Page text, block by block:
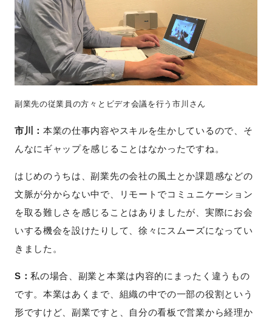
副業先の従業員の方々とビデオ会議を行う市川さん
市川： 本業の仕事内容やスキルを生かしているので、そ
んなにギャップを感じることはなかったですね。
はじめのうちは、副業先の会社の風土とか課題感などの
文脈が分からない中で、リモートでコミュニケーション
を取る難しさを感じることはありましたが、実際にお会
いする機会を設けたりして、徐々にスムーズになってい
きました。
S：私の場合、副業と本業は内容的にまったく違うもの
です。本業はあくまで、組織の中での一部の役割という
形ですけど、副業ですと、自分の看板で営業から経理か